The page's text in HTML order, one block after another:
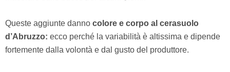
Queste aggiunte danno colore e corpo al cerasuolo
d’Abruzzo: ecco perché la variabilità è altissima e dipende
fortemente dalla volontà e dal gusto del produttore.